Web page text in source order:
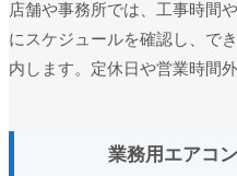
店舗や事務所では、工事時間
にスケジュールを確認し、で
内します。定休日や営業時間
業務用エアコ